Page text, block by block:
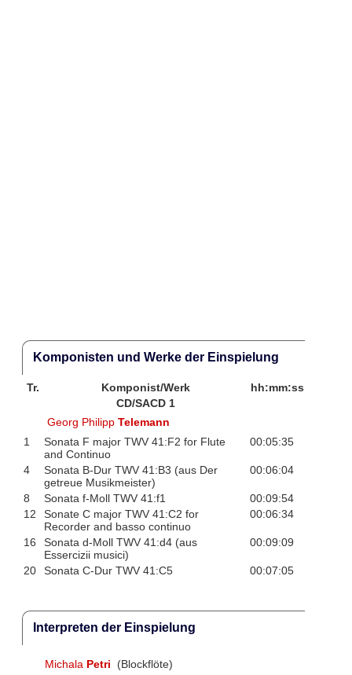
Komponisten und Werke der Einspielung
Tr. Komponist/Werk
hh:mm:ss
CD/SACD 1
Georg PhilippTelemann
1
Sonata F major TWV 41:F2 for Flute
and Continuo
00:05:35
4
Sonata B-Dur TWV 41:B3 (aus Der
getreue Musikmeister)
00:06:04
8 Sonata f-Moll TWV 41:f1
00:09:54
12
Sonate C major TWV 41:C2 for
Recorder and basso continuo
00:06:34
16
Sonata d-Moll TWV 41:d4 (aus
Essercizii musici)
00:09:09
20 Sonata C-Dur TWV 41:C5 00:07:05
Interpreten der Einspielung
Michala Petri
(Blockflöte)